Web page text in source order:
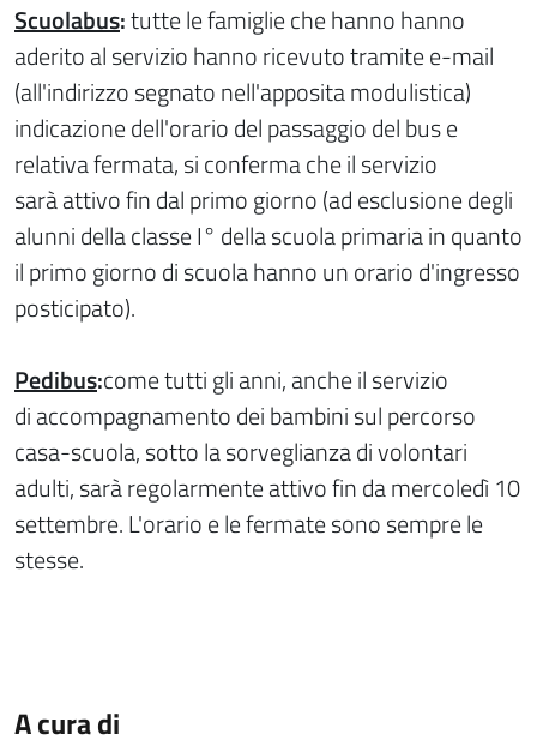
Scuolabus:tutte le famiglie che hanno hanno
aderito al servizio hanno ricevuto tramite e-mail
(all'indirizzo segnato nell'apposita modulistica)
indicazione dell'orario del passaggio del bus e
relativa fermata, si conferma che il servizio
sarà attivo fin dal primo giorno (ad esclusione degli
alunni della classe I° della scuola primaria in quanto
il primo giorno di scuola hanno un orario d'ingresso
posticipato).
Pedibus:come tutti gli anni, anche il servizio
di accompagnamento dei bambini sul percorso
casa-scuola, sotto la sorveglianza di volontari
adulti, sarà regolarmente attivo fin da mercoledì 10
settembre. L'orario e le fermate sono sempre le
stesse.
A cura di